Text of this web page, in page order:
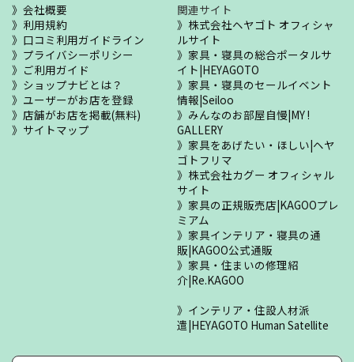
会社概要
利用規約
口コミ利用ガイドライン
プライバシーポリシー
ご利用ガイド
ショップナビとは？
ユーザーがお店を登録
店舗がお店を掲載(無料)
サイトマップ
関連サイト
株式会社ヘヤゴト オフィシャ
ルサイト
家具・寝具の総合ポータルサ
イト|HEYAGOTO
家具・寝具のセールイベント
情報|Seiloo
みんなのお部屋自慢|MY !
GALLERY
家具をあげたい・ほしい|ヘヤ
ゴトフリマ
株式会社カグー オフィシャル
サイト
家具の正規販売店|KAGOOプレ
ミアム
家具インテリア・寝具の通
販|KAGOO公式通販
家具・住まいの修理紹
介|Re.KAGOO
インテリア・住設人材派
遣|HEYAGOTO Human Satellite